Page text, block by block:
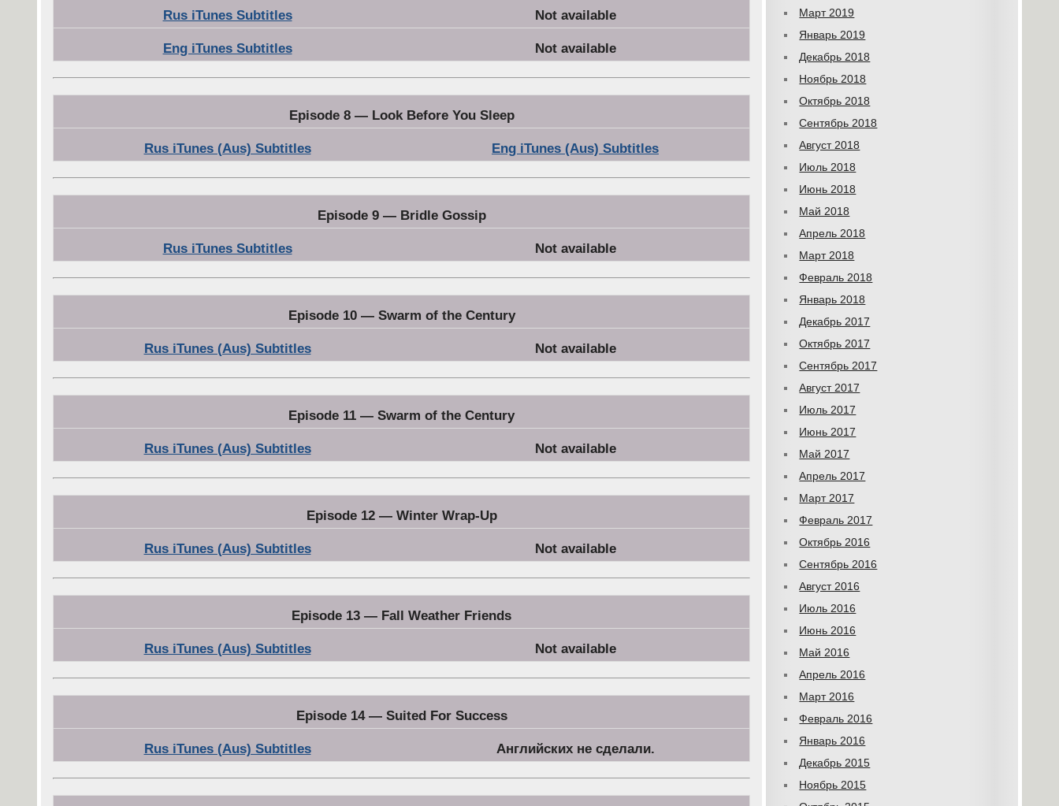
Rus iTunes Subtitles Not available
Eng iTunes Subtitles Not available
Episode 8 — Look Before You Sleep
Rus iTunes (Aus) Subtitles Eng iTunes (Aus) Subtitles
Episode 9 — Bridle Gossip
Rus iTunes Subtitles Not available
Episode 10 — Swarm of the Century
Rus iTunes (Aus) Subtitles Not available
Episode 11 — Swarm of the Century
Rus iTunes (Aus) Subtitles Not available
Episode 12 — Winter Wrap-Up
Rus iTunes (Aus) Subtitles Not available
Episode 13 — Fall Weather Friends
Rus iTunes (Aus) Subtitles Not available
Episode 14 — Suited For Success
Rus iTunes (Aus) Subtitles Английских не сделали.
Март 2019
Январь 2019
Декабрь 2018
Ноябрь 2018
Октябрь 2018
Сентябрь 2018
Август 2018
Июль 2018
Июнь 2018
Май 2018
Апрель 2018
Март 2018
Февраль 2018
Январь 2018
Декабрь 2017
Октябрь 2017
Сентябрь 2017
Август 2017
Июль 2017
Июнь 2017
Май 2017
Апрель 2017
Март 2017
Февраль 2017
Октябрь 2016
Сентябрь 2016
Август 2016
Июль 2016
Июнь 2016
Май 2016
Апрель 2016
Март 2016
Февраль 2016
Январь 2016
Декабрь 2015
Ноябрь 2015